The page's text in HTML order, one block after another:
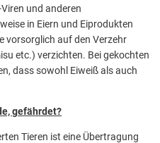
und anderen
in Eiern und Eiprodukten
vorsorglich auf den Verzehr
etc.) verzichten. Bei gekochten
dass sowohl Eiweiß als auch
gefährdet?
Tieren ist eine Übertragung